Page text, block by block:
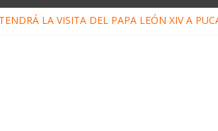
LA VISITA DEL PAPA LEÓN XIV A